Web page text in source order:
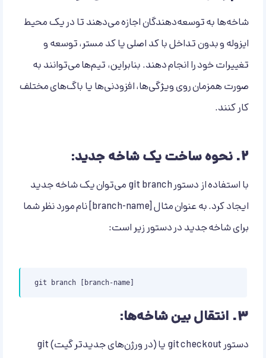
شاخه‌ها به توسعه‌دهندگان اجازه می‌دهند تا در یک محیط
ایزوله و بدون تداخل با کد اصلی یا کد مستر، توسعه و
تغییرات خود را انجام دهند. بنابراین، تیم‌ها می‌توانند به
صورت همزمان روی ویژگی‌ها، افزودنی‌ها یا باگ‌های مختلف
کار کنند.
۲. نحوه ساخت یک شاخه جدید:
با استفاده از دستور git branch می‌توان یک شاخه جدید
ایجاد کرد. به عنوان مثال [branch-name] نام مورد نظر شما
برای شاخه جدید در دستور زیر است:
git branch [branch-name]
۳. انتقال بین شاخه‌ها:
دستور git checkout یا (در ورژن‌های جدیدتر گیت) git